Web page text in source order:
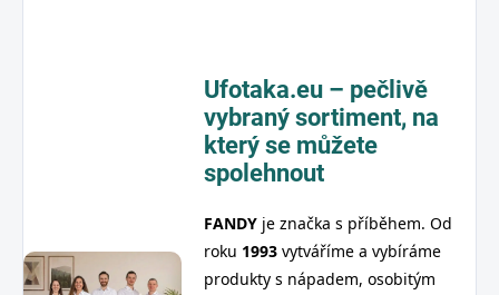
Ufotaka.eu – pečlivě
vybraný sortiment, na
který se můžete
spolehnout
FANDY je značka s příběhem. Od
roku 1993 vytváříme a vybíráme
produkty s nápadem, osobitým